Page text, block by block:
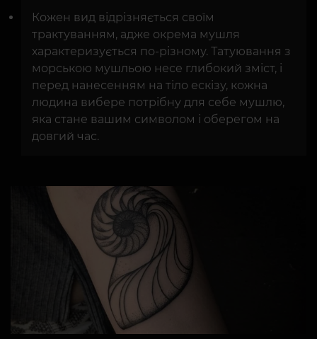
Кожен вид відрізняється своїм
трактуванням, адже окрема мушля
характеризується по-різному. Татуювання з
морською мушльою несе глибокий зміст, і
перед нанесенням на тіло ескізу, кожна
людина вибере потрібну для себе мушлю,
яка стане вашим символом і оберегом на
довгий час.